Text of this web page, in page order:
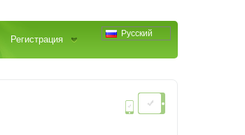
Русский
Регистрация